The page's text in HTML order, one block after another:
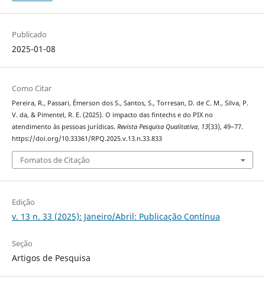
Publicado
2025-01-08
Como Citar
Pereira, R., Passari, Émerson dos S., Santos, S., Torresan, D. de C. M., Silva, P.
V. da, & Pimentel, R. E. (2025). O impacto das fintechs e do PIX no
atendimento às pessoas jurídicas. Revista Pesquisa Qualitativa, 13(33), 49–77.
https://doi.org/10.33361/RPQ.2025.v.13.n.33.833
Fomatos de Citação
Edição
v. 13 n. 33 (2025): Janeiro/Abril: Publicação Contínua
Seção
Artigos de Pesquisa